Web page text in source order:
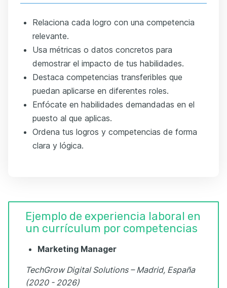
Relaciona cada logro con una competencia
relevante.
Usa métricas o datos concretos para
demostrar el impacto de tus habilidades.
Destaca competencias transferibles que
puedan aplicarse en diferentes roles.
Enfócate en habilidades demandadas en el
puesto al que aplicas.
Ordena tus logros y competencias de forma
clara y lógica.
Ejemplo de experiencia laboral en
un currículum por competencias
Marketing Manager
TechGrow Digital Solutions – Madrid, España
(2020 - 2026)